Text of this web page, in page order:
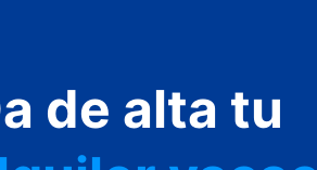
de alta tu